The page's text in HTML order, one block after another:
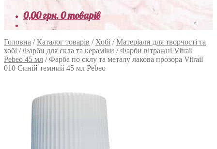
0,00грн.0 товарів
Головна /Каталог товарів / Хобі /Матеріали для творчості та
хобі /Фарби для скла та кераміки /Фарби вітражні Vitrail
Pebeo 45 мл /Фарба по склу та металу лакова прозора Vitrail
010 Синій темний 45 мл Pebeo